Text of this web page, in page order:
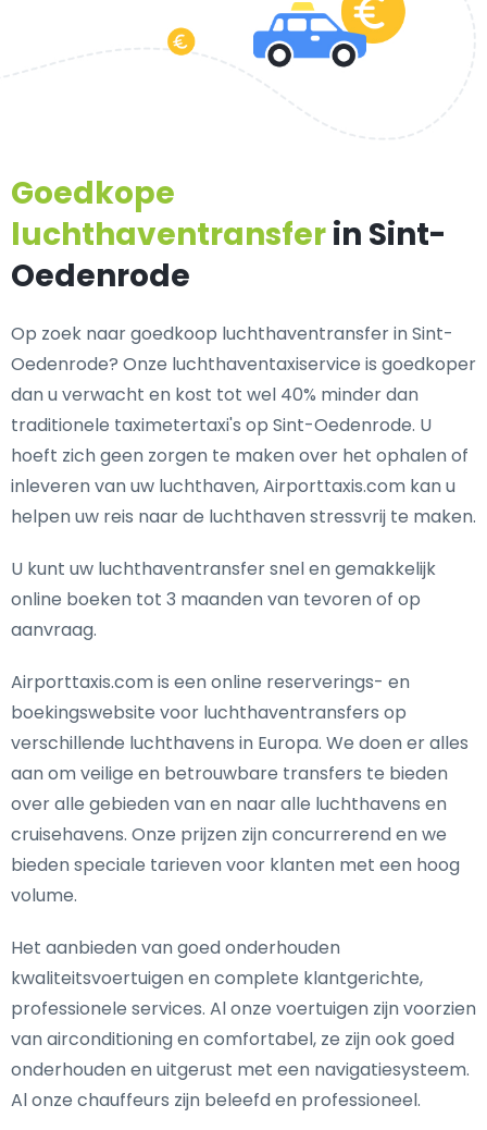
Goedkope
luchthaventransferin Sint-
Oedenrode
Op zoek naar goedkoop luchthaventransfer in Sint-
Oedenrode? Onze luchthaventaxiservice is goedkoper
dan u verwacht en kost tot wel 40% minder dan
traditionele taximetertaxi's op Sint-Oedenrode. U
hoeft zich geen zorgen te maken over het ophalen of
inleveren van uw luchthaven, Airporttaxis.com kan u
helpen uw reis naar de luchthaven stressvrij te maken.
U kunt uw luchthaventransfer snel en gemakkelijk
online boeken tot 3 maanden van tevoren of op
aanvraag.
Airporttaxis.com is een online reserverings- en
boekingswebsite voor luchthaventransfers op
verschillende luchthavens in Europa. We doen er alles
aan om veilige en betrouwbare transfers te bieden
over alle gebieden van en naar alle luchthavens en
cruisehavens. Onze prijzen zijn concurrerend en we
bieden speciale tarieven voor klanten met een hoog
volume.
Het aanbieden van goed onderhouden
kwaliteitsvoertuigen en complete klantgerichte,
professionele services. Al onze voertuigen zijn voorzien
van airconditioning en comfortabel, ze zijn ook goed
onderhouden en uitgerust met een navigatiesysteem.
Al onze chauffeurs zijn beleefd en professioneel.